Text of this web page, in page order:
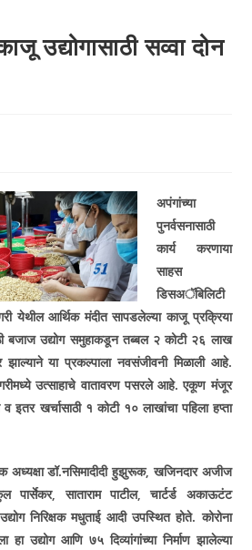
उद्योगासाठी सव्वा दोन
अपंगांच्या
पुनर्वसनासाठी
कार्य करणा­या
साहस
डिसअॅबिलिटी
येथील आर्थिकमंदीत सापडलेल्या काजू प्रक्रिया
बजाज उद्योग समुहाकडून तब्बल २ कोटी २६ लाख
या प्रकल्पाला नवसंजीवनी मिळाली आहे.
मध्ये उत्साहाचे वातावरण पसरले आहे. एकूण मंजूर
इतर खर्चासाठी १ कोटी १० लाखांचा पहिला हप्ता
डॉ.नसिमादीदी हुझुरूक, खजिनदार अजीज
पार्सेकर,साताराम पाटील,चार्टर्ड अकाऊटंट
निरिक्षक मधुताई आदी उपस्थित होते. कोरोना
उद्योग आणि ७५ दिव्यांगांच्या निर्माण झालेल्या